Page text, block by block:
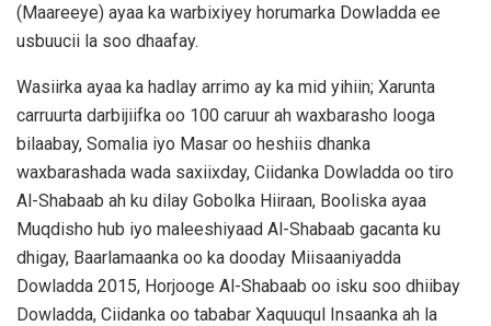
(Maareeye) ayaa ka warbixiyey horumarka Dowladda ee
usbuucii la soo dhaafay.
Wasiirka ayaa ka hadlay arrimo ay ka mid yihiin; Xarunta
carruurta darbijiifka oo 100 caruur ah waxbarasho looga
bilaabay, Somalia iyo Masar oo heshiis dhanka
waxbarashada wada saxiixday, Ciidanka Dowladda oo tiro
Al-Shabaab ah ku dilay Gobolka Hiiraan, Booliska ayaa
Muqdisho hub iyo maleeshiyaad Al-Shabaab gacanta ku
dhigay, Baarlamaanka oo ka dooday Miisaaniyadda
Dowladda 2015, Horjooge Al-Shabaab oo isku soo dhiibay
Dowladda, Ciidanka oo tababar Xaquuqul Insaanka ah la